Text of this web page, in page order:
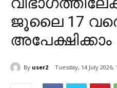
ജൂലൈ 17
അപേക്ഷിക്കാം
By user2 Tuesday, 14 July 2026,